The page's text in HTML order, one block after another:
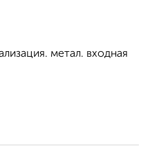
метал. входная